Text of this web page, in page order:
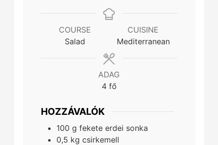
COURSE
Salad
CUISINE
Mediterranean
ADAG
4 fő
HOZZÁVALÓK
100 g fekete erdei sonka
0,5 kg csirkemell